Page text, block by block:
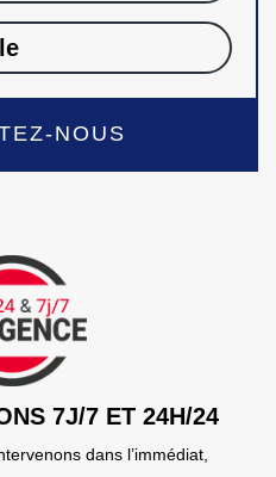
NOUS
7J/7 ET 24H/24
dans l’immédiat,